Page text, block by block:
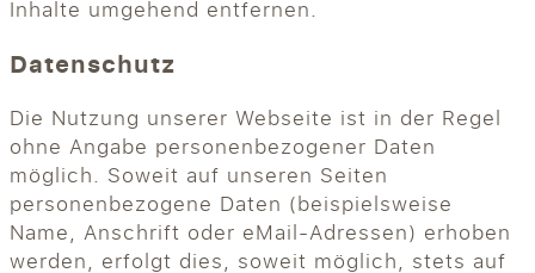
Inhalte umgehend entfernen.
Datenschutz
Die Nutzung unserer Webseite ist in der Regel
ohne Angabe personenbezogener Daten
möglich. Soweit auf unseren Seiten
personenbezogene Daten (beispielsweise
Name, Anschrift oder eMail-Adressen) erhoben
werden, erfolgt dies, soweit möglich, stets auf